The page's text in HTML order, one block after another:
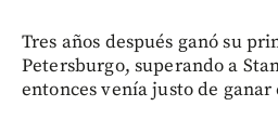
Tres años después ganó su
Petersburgo, superando a
entonces venía justo de ganar